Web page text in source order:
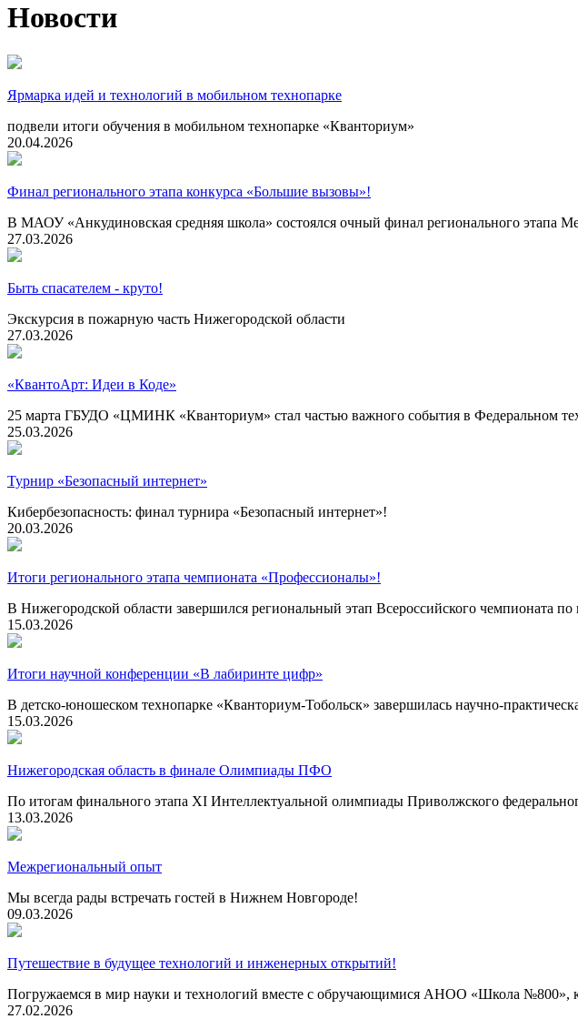
Новости
Ярмарка идей и технологий в мобильном технопарке
подвели итоги обучения в мобильном технопарке «Кванториум»
20.04.2026
Финал регионального этапа конкурса «Большие вызовы»!
В МАОУ «Анкудиновская средняя школа» состоялся очный финал регионального этапа
27.03.2026
Быть спасателем - круто!
Экскурсия в пожарную часть Нижегородской области
27.03.2026
«КвантоАрт: Идеи в Коде»
25 марта ГБУДО «ЦМИНК «Кванториум» стал частью важного события в Федеральном
25.03.2026
Турнир «Безопасный интернет»
Кибербезопасность: финал турнира «Безопасный интернет»!
20.03.2026
Итоги регионального этапа чемпионата «Профессионалы»!
В Нижегородской области завершился региональный этап Всероссийского чемпионата
15.03.2026
Итоги научной конференции «В лабиринте цифр»
В детско-юношеском технопарке «Кванториум-Тобольск» завершилась научно-
15.03.2026
Нижегородская область в финале Олимпиады ПФО
По итогам финального этапа XI Интеллектуальной олимпиады Приволжского
13.03.2026
Межрегиональный опыт
Мы всегда рады встречать гостей в Нижнем Новгороде!
09.03.2026
Путешествие в будущее технологий и инженерных открытий!
Погружаемся в мир науки и технологий вместе с обручающимися АНОО «Школа №800»,
27.02.2026